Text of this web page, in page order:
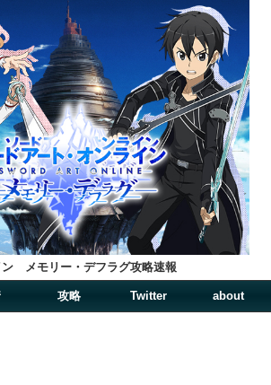
ン メモリー・デフラグ攻略速報
攻略 Twitter about